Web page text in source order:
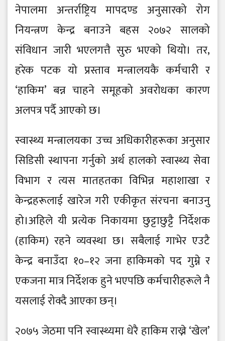
नेपालमा अन्तर्राष्ट्रिय मापदण्ड अनुसारको रोग
नियन्त्रण केन्द्र बनाउने बहस २०७२ सालको
संविधान जारी भएलगत्तै सुरु भएको थियो। तर,
हरेक पटक यो प्रस्ताव मन्त्रालयकै कर्मचारी र
‘हाकिम’ बन्न चाहने समूहको अवरोधका कारण
अलपत्र पर्दै आएको छ।
स्वास्थ्य मन्त्रालयका उच्च अधिकारीहरूका अनुसार
सिडिसी स्थापना गर्नुको अर्थ हालको स्वास्थ्य सेवा
विभाग र त्यस मातहतका विभिन्न महाशाखा र
केन्द्रहरूलाई खारेज गरी एकीकृत संरचना बनाउनु
हो।अहिले यी प्रत्येक निकायमा छुट्टाछुट्टै निर्देशक
(हाकिम) रहने व्यवस्था छ। सबैलाई गाभेर एउटै
केन्द्र बनाउँदा १०–१२ जना हाकिमको पद गुम्ने र
एकजना मात्र निर्देशक हुने भएपछि कर्मचारीहरूले नै
यसलाई रोक्दै आएका छन्।
२०७५ जेठमा पनि स्वास्थ्यमा धेरै हाकिम राख्ने ‘खेल’